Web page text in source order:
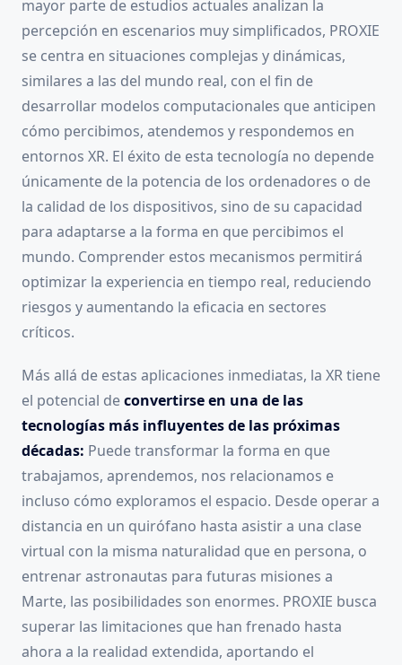
mayor parte de estudios actuales analizan la
percepción en escenarios muy simplificados, PROXIE
se centra en situaciones complejas y dinámicas,
similares a las del mundo real, con el fin de
desarrollar modelos computacionales que anticipen
cómo percibimos, atendemos y respondemos en
entornos XR. El éxito de esta tecnología no depende
únicamente de la potencia de los ordenadores o de
la calidad de los dispositivos, sino de su capacidad
para adaptarse a la forma en que percibimos el
mundo. Comprender estos mecanismos permitirá
optimizar la experiencia en tiempo real, reduciendo
riesgos y aumentando la eficacia en sectores
críticos.
Más allá de estas aplicaciones inmediatas, la XR tiene
el potencial deconvertirse en una de las
tecnologías más influyentes de las próximas
décadas: Puede transformar la forma en que
trabajamos, aprendemos, nos relacionamos e
incluso cómo exploramos el espacio. Desde operar a
distancia en un quirófano hasta asistir a una clase
virtual con la misma naturalidad que en persona, o
entrenar astronautas para futuras misiones a
Marte, las posibilidades son enormes. PROXIE busca
superar las limitaciones que han frenado hasta
ahora a la realidad extendida, aportando el